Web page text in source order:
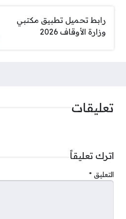
رابط تحميل تطبيق مكتبي
وزارة الأوقاف 2026
تعليقات
اترك تعليقاً
التعليق *